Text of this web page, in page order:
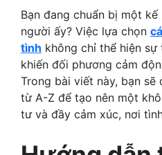
Bạn đang chuẩn bị một
người ấy? Việc lựa chọn
tình không chỉ thể hiện
khiến đối phương cảm
Trong bài viết này, bạn
từ A-Z để tạo nên một
tư và đầy cảm xúc, nơi